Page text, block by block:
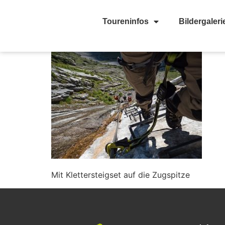
Toureninfos
Mit Klettersteigset auf die Zugspitze